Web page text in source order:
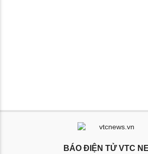
BÁO ĐIỆN TỬ VTC